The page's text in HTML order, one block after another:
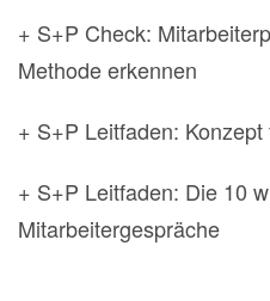
+ S+P Check:
Methode erkennen
+ S+P Leitfaden:
+ S+P Leitfaden: Die 10
Mitarbeitergespräche